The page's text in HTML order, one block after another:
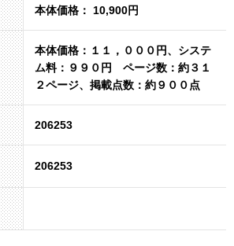
本体価格： 10,900円
本体価格：１１，０００円、システ
ム料：９９０円 ページ数：約３１
２ページ、掲載点数：約９００点
206253
206253